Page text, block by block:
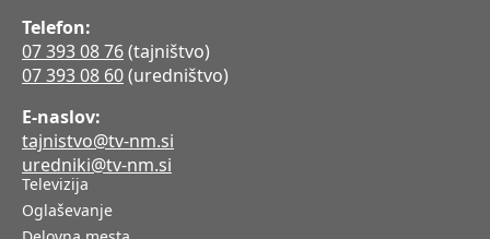
Telefon:
07 393 08 76(tajništvo)
07 393 08 60(uredništvo)
E-naslov:
tajnistvo@tv-nm.si
uredniki@tv-nm.si
Televizija
Oglaševanje